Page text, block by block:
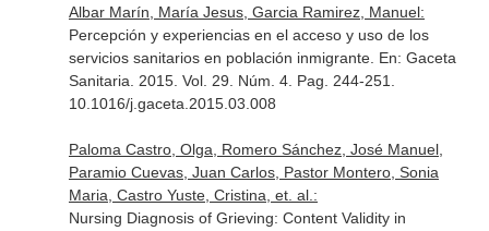
Albar Marín, María Jesus, Garcia Ramirez, Manuel:
Percepción y experiencias en el acceso y uso de los
servicios sanitarios en población inmigrante. En: Gaceta
Sanitaria . 2015. Vol. 29. Núm. 4. Pag. 244-251.
10.1016/j.gaceta.2015.03.008
Paloma Castro, Olga, Romero Sánchez, José Manuel,
Paramio Cuevas, Juan Carlos, Pastor Montero, Sonia
Maria, Castro Yuste, Cristina, et. al.:
Nursing Diagnosis of Grieving: Content Validity in